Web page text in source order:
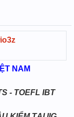
NAM
- TOEFL IBT